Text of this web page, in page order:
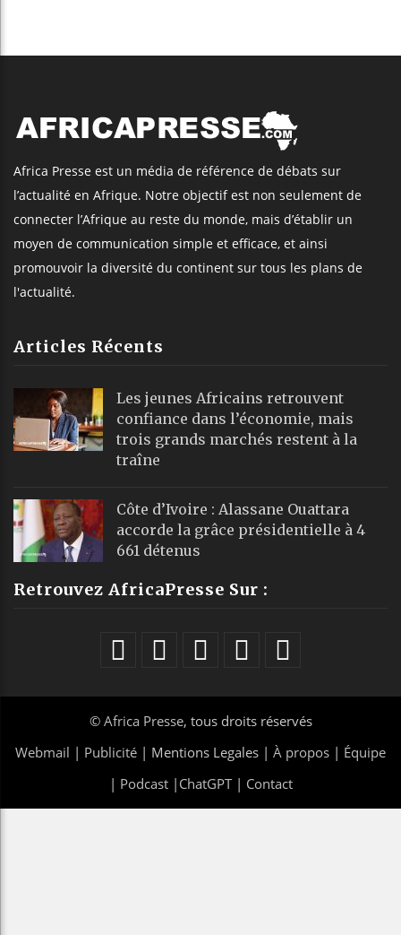
Africa Presse est un média de référence de débats sur
l’actualité en Afrique. Notre objectif est non seulement de
connecter l’Afrique au reste du monde, mais d’établir un
moyen de communication simple et efficace, et ainsi
promouvoir la diversité du continent sur tous les plans de
l'actualité.
Articles Récents
Les jeunes Africains retrouvent
confiance dans l’économie, mais
trois grands marchés restent à la
traîne
Côte d’Ivoire : Alassane Ouattara
accorde la grâce présidentielle à 4
661 détenus
Retrouvez AfricaPresse Sur :
© Africa Presse, tous droits réservés
Webmail | Publicité | Mentions Legales | À propos | Équipe
| Podcast| ChatGPT| Contact